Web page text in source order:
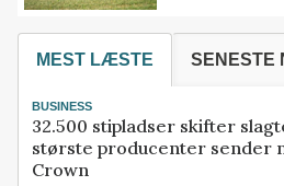
MEST LÆSTE SENESTE
BUSINESS
32.500 stipladser skifter
største producenter sender
Crown